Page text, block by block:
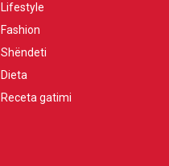
Lifestyle
Fashion
Shëndeti
Dieta
Receta gatimi